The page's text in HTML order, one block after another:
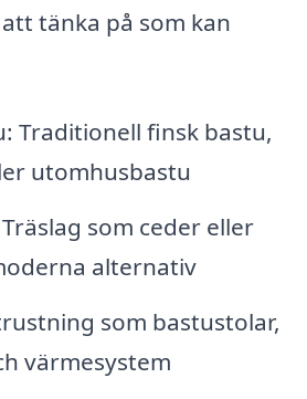
tänka på som kan
Traditionell finsk bastu,
utomhusbastu
som ceder eller
alternativ
som bastustolar,
värmesystem